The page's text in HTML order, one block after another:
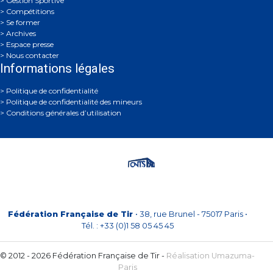
Compétitions
Se former
Archives
Espace presse
Nous contacter
Informations légales
Politique de confidentialité
Politique de confidentialité des mineurs
Conditions générales d’utilisation
Fédération Française de Tir • 38, rue Brunel - 75017 Paris •
Tél. : +33 (0)1 58 05 45 45
© 2012 - 2026 Fédération Française de Tir - Réalisation Umazuma-
Paris